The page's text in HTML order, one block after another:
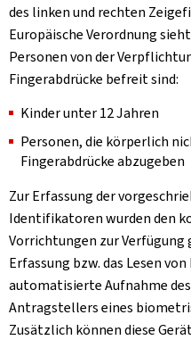
des linken und rechten
Europäische Verordnung
Personen von der
Fingerabdrücke befreit sind:
Kinder unter 12 Jahren
Personen, die körperlich
Fingerabdrücke abzugeben
Zur Erfassung der
Identifikatoren wurden den
Vorrichtungen zur
Erfassung bzw. das Lesen
automatisierte Aufnahme
Antragstellers eines
Zusätzlich können diese